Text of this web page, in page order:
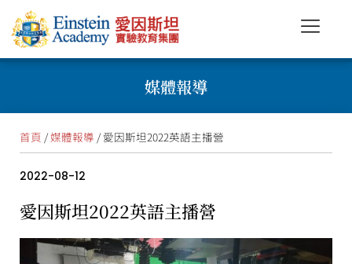
媒體報導
首頁 /媒體報導 / 愛因斯坦2022英語主播營
2022-08-12
愛因斯坦2022英語主播營